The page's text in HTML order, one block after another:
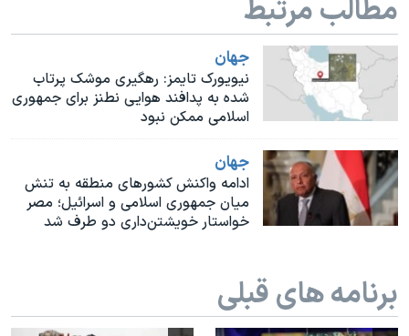
نرگس محمدی برنده جایزه نوبل صلح
همایش محافظه‌کاران آمریکا «سی‌پک»
صفحه‌های ویژه
مطالب مرتبط
جهان
نیویورک تایمز: رهگیری موشک پرتاب
شده به پدافند هوایی نطنز برای جمهوری
اسلامی ممکن نبود
جهان
ادامه واکنش کشورهای منطقه به تنش
میان جمهوری اسلامی و اسرائیل؛ مصر
خواستار خویشتن‌داری دو طرف شد
برنامه های قبلی